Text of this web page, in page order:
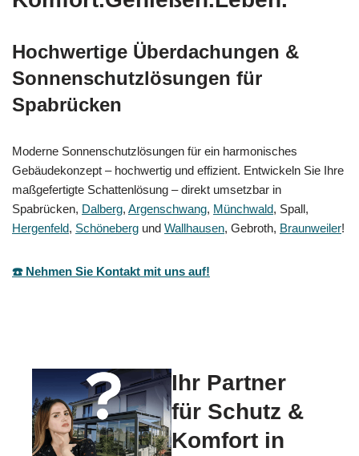
Hochwertige Überdachungen &
Sonnenschutzlösungen für
Spabrücken
Moderne Sonnenschutzlösungen für ein harmonisches
Gebäudekonzept – hochwertig und effizient. Entwickeln Sie Ihre
maßgefertigte Schattenlösung – direkt umsetzbar in
Spabrücken, Dalberg, Argenschwang, Münchwald, Spall,
Hergenfeld, Schöneberg und Wallhausen, Gebroth, Braunweiler!
☎️ Nehmen Sie Kontakt mit uns auf!
Ihr Partner
für Schutz &
Komfort in